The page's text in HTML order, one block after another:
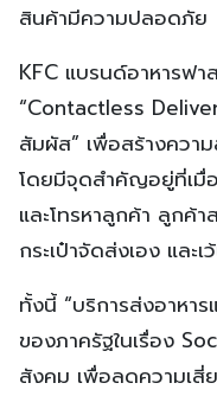
สินค้ามีความปลอดภัย
KFC แบรนด์อาหารฟ
“Contactless
สัมผัส” เพื่อสร้างควา
โดยมีจุดสำคัญอยู่ที่เมื่
และโทรหาลูกค้า ลูกค้
กระเป๋าจัดส่งเอง และ
ทั้งนี้ “บริการส่งอาหา
ของภาครัฐในเรื่อง
สังคม เพื่อลดความเสี่